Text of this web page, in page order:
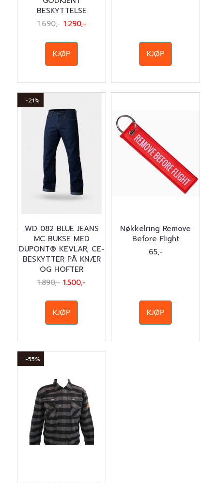
BESKYTTELSE
1.690,- 1.290,-
KJØP KJØP
-21%
WD 082 BLUE JEANS
MC BUKSE MED
DUPONT® KEVLAR, CE-
BESKYTTER PÅ KNÆR
OG HOFTER
1.890,- 1.500,-
KJØP
Nøkkelring Remove
Before Flight
65,-
KJØP
-55%